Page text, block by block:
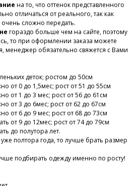
на то, что оттенок представленного
отличаться от реального, так как
сложно передать.
гораздо больше чем на сайте, поэтому
то при оформлении заказа можете
менеджер обязательно свяжется с Вами
деток; ростом до 50см
от 0 до 1,5мес; рост от 51 до 55см
от 1 до 3 мес; рост от 56 до 61см
от 3 до 6мес; рост от 62 до 67см
от 6 до 9 мес; рост от 68 до 73см
от 9 до 12мес; рост от 74 до 79см
до полутора лет.
полтора года, то лучше брать размер
подбирать одежду именно по росту!